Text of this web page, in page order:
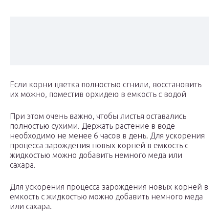
Если корни цветка полностью сгнили, восстановить
их можно, поместив орхидею в емкость с водой
При этом очень важно, чтобы листья оставались
полностью сухими. Держать растение в воде
необходимо не менее 6 часов в день. Для ускорения
процесса зарождения новых корней в емкость с
жидкостью можно добавить немного меда или
сахара.
Для ускорения процесса зарождения новых корней в
емкость с жидкостью можно добавить немного меда
или сахара.